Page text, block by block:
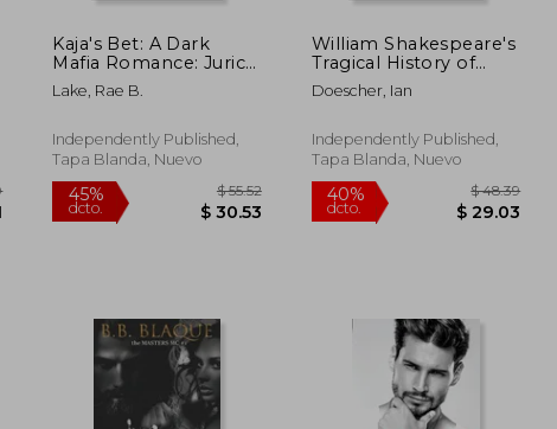
$ 29.02 dcto. $ 32.39 dcto.
Kaja's Bet: A Dark
Mafia Romance: Juric
Crime Family - Book 3
(en Inglés)
Lake, Rae B.
Independently Published,
Tapa Blanda, Nuevo
William Shakespeare's
Tragical History of
Frankenstein (en
Inglés)
Doescher, Ian
Independently Published,
Tapa Blanda, Nuevo